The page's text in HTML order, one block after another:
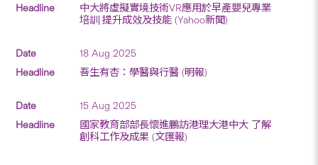
中大將虛擬實境技術VR應用於早產嬰兒專業
培訓 提升成效及技能 (Yahoo新聞)
18 Aug 2025
吾生有杏：學醫與行醫 (明報)
15 Aug 2025
國家教育部部長懷進鵬訪港理大港中大 了解
創科工作及成果 (文匯報)